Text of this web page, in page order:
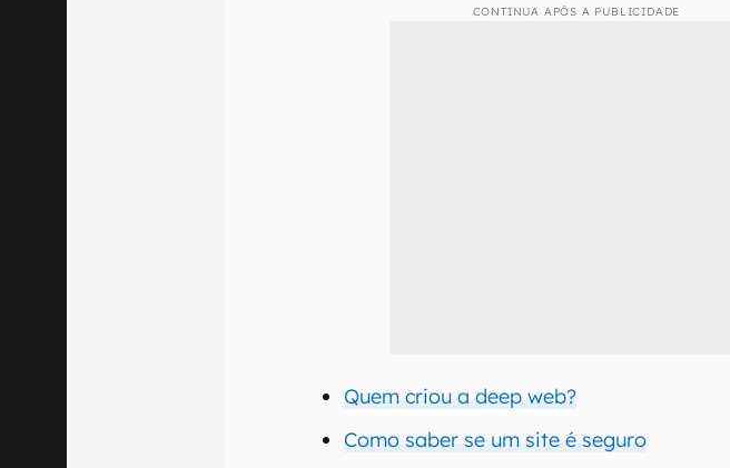
CONTINUA APÓS A PUBLICIDADE
Quem criou a deep web?
Como saber se um site é seguro